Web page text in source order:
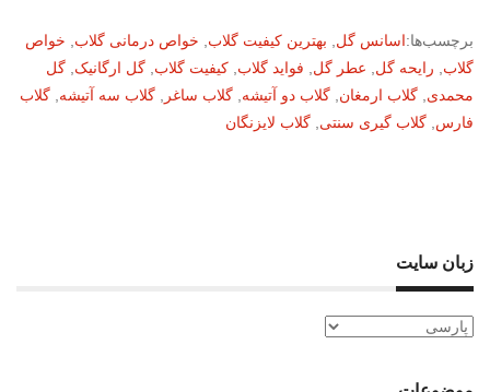
برچسب‌ها:اسانس گل بهترین کیفیت گلاب خواص درمانی گلاب
خواص
گلاب
رایحه گل عطر گل فواید گلاب کیفیت گلاب گل ارگانیک گل
محمدی گلاب ارمغان گلاب دو آتیشه گلاب ساغر گلاب سه آتیشه گلاب
فارس گلاب گیری سنتی گلاب لایزنگان
زبان سایت